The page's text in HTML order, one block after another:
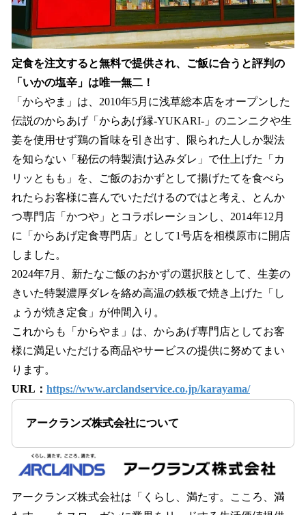
定食を注文すると無料で提供され、ご飯に合うと評判の
「いかの塩辛」は唯一無二！
​「からやま」は、2010年5月に浅草総本店をオープンした
伝説のからあげ「からあげ縁-YUKARI-」のニンニクや生
姜を使用せず鶏の旨味を引き出す、限られた人しか製法
を知らない「秘伝の特製漬け込みダレ」で仕上げた「カ
リッともも」を、ご飯のおかずとして揚げたてを食べら
れたらお客様に喜んでいただけるのではと考え、とんか
つ専門店「かつや」とコラボレーションし、2014年12⽉
に「からあげ定食専門店」として1号店を相模原市に開店
しました。
2024年7月、新たなご飯のおかずの選択肢として、生姜の
きいた特製濃厚ダレを絡め高温の鉄板で焼き上げた「し
ょうが焼き定食」が仲間入り。
これからも「からやま」は、からあげ専門店としてお客
様に満⾜いただける商品やサービスの提供に努めてまい
ります。
URL： https://www.arclandservice.co.jp/karayama/
アークランズ株式会社について
アークランズ株式会社は「くらし、満たす。こころ、満